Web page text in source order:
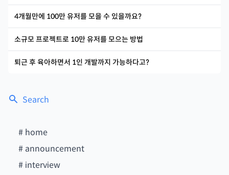
Search
# home
# announcement
# interview
4개월만에 100만 유저를 모을 수 있을까요?
소규모 프로젝트로 10만 유저를 모으는 방법
퇴근 후 육아하면서 1인 개발까지 가능하다고?